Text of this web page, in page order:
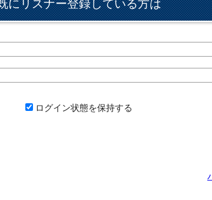
にリスナー登録している方は
ログイン状態を保持する